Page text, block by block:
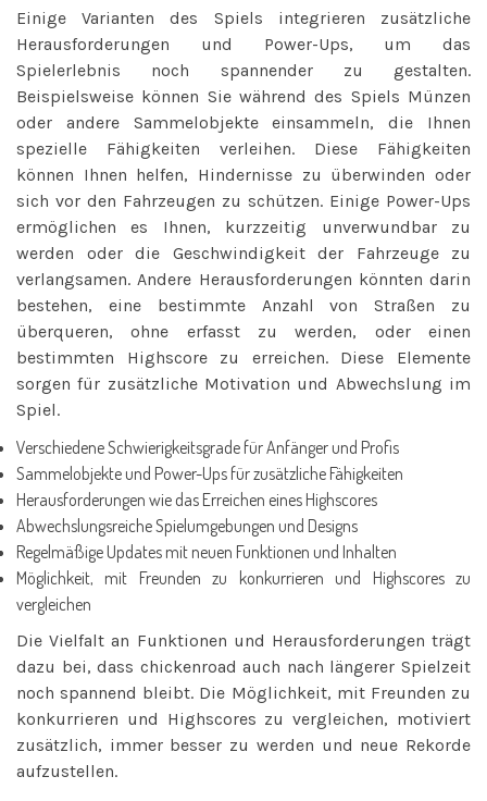
Einige Varianten des Spiels integrieren zusätzliche
Herausforderungen und Power-Ups, um das
Spielerlebnis noch spannender zu gestalten.
Beispielsweise können Sie während des Spiels Münzen
oder andere Sammelobjekte einsammeln, die Ihnen
spezielle Fähigkeiten verleihen. Diese Fähigkeiten
können Ihnen helfen, Hindernisse zu überwinden oder
sich vor den Fahrzeugen zu schützen. Einige Power-Ups
ermöglichen es Ihnen, kurzzeitig unverwundbar zu
werden oder die Geschwindigkeit der Fahrzeuge zu
verlangsamen. Andere Herausforderungen könnten darin
bestehen, eine bestimmte Anzahl von Straßen zu
überqueren, ohne erfasst zu werden, oder einen
bestimmten Highscore zu erreichen. Diese Elemente
sorgen für zusätzliche Motivation und Abwechslung im
Spiel.
Verschiedene Schwierigkeitsgrade für Anfänger und Profis
Sammelobjekte und Power-Ups für zusätzliche Fähigkeiten
Herausforderungen wie das Erreichen eines Highscores
Abwechslungsreiche Spielumgebungen und Designs
Regelmäßige Updates mit neuen Funktionen und Inhalten
Möglichkeit, mit Freunden zu konkurrieren und Highscores zu
vergleichen
Die Vielfalt an Funktionen und Herausforderungen trägt
dazu bei, dass chickenroad auch nach längerer Spielzeit
noch spannend bleibt. Die Möglichkeit, mit Freunden zu
konkurrieren und Highscores zu vergleichen, motiviert
zusätzlich, immer besser zu werden und neue Rekorde
aufzustellen.